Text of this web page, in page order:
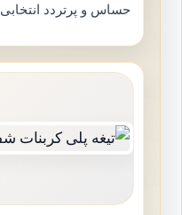
حساس و پرتردد